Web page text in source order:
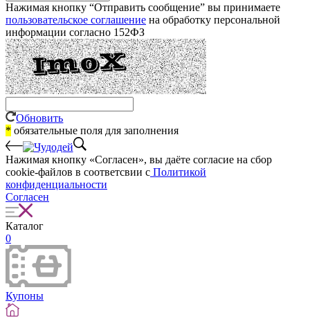
Нажимая кнопку “Отправить сообщение” вы принимаете
пользовательское соглашение на обработку персональной
информации согласно 152ФЗ
Обновить
* обязательные поля для заполнения
Нажимая кнопку «Согласен», вы даёте cогласие на сбор
cookie-файлов в соответсвии с Политикой
конфиденциальности
Согласен
Каталог
0
Купоны